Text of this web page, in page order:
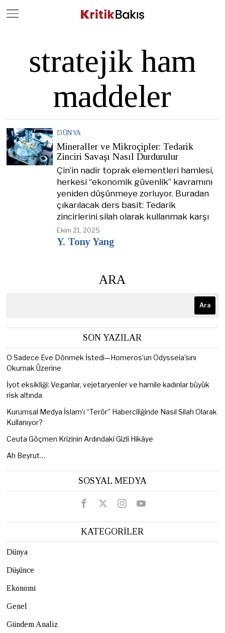
stratejik ham
maddeler
DÜNYA
Mineraller ve Mikroçipler: Tedarik
Zinciri Savaşı Nasıl Durdurulur
Çin’in nadir toprak elementleri hamlesi,
herkesi “ekonomik güvenlik” kavramını
yeniden düşünmeye zorluyor. Buradan
çıkarılacak ders basit: Tedarik
zincirlerini silah olarak kullanmak karşı
Ekim 21, 2025
Y. Tony Yang
ARA
Ara
SON YAZILAR
O Sadece Eve Dönmek İstedi—Homeros’un Odysseia’sını
Okumak Üzerine
İyot eksikliği: Veganlar, vejetaryenler ve hamile kadınlar büyük
risk altında
Kurumsal Medya İslam’ı “Terör” Haberciliğinde Nasıl Silah Olarak
Kullanıyor?
Ceuta Göçmen Krizinin Ardındaki Gizli Hikâye
Ah Beyrut…
SOSYAL MEDYA
KATEGORİLER
Dünya
Düşünce
Ekonomi
Genel
Gündem Analiz